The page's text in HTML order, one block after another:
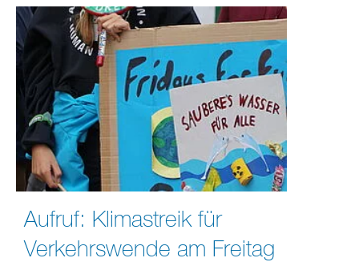
Aufruf: Klimastreik für
Verkehrswende am Freitag